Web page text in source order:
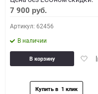
7 900 руб.
Артикул: 62456
В наличии
В корзину